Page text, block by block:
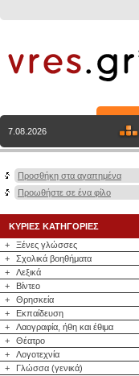
7.08.2026
Προσθήκη στα αγαπημένα
Προωθήστε σε ένα φίλο
ΚΥΡΙΕΣ ΚΑΤΗΓΟΡΙΕΣ
+
Ξένες γλώσσες
+
Σχολικά βοηθήματα
+
Λεξικά
+
Βίντεο
+
Θρησκεία
+
Εκπαίδευση
+
Λαογραφία, ήθη και έθιμα
+
Θέατρο
+
Λογοτεχνία
+
Γλώσσα (γενικά)